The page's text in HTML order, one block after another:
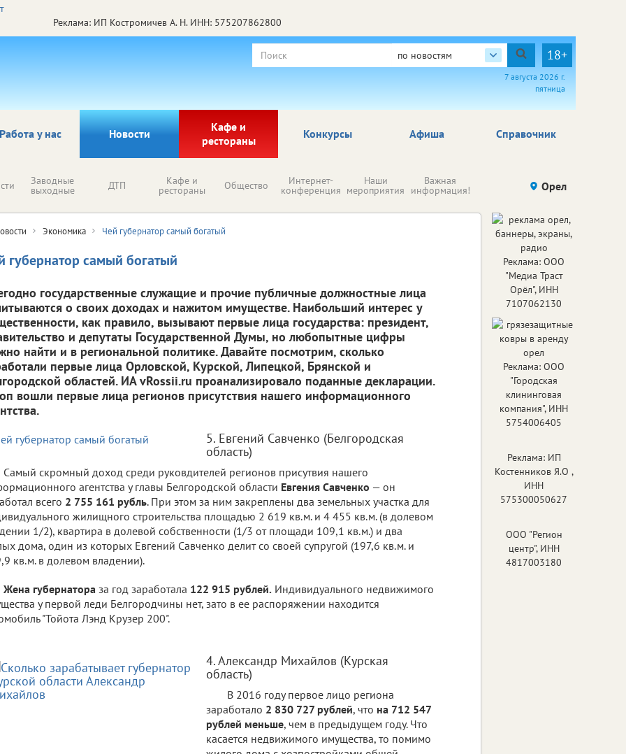
Реклама: ИП Костромичев А. Н. ИНН: 575207862800
по новостям 18+
7 августа 2026 г.
пятница
Работа у нас Новости
Кафе и
рестораны
Афиша Справочник
Конкурсы
Заводные
выходные ДТП Кафе и
рестораны Общество Интернет-
конференция
Наши
мероприятия
Важная
информация! Происшествия Здоровье
Орел
Экономика Чей губернатор самый богатый
губернатор самый богатый
государственные служащие и прочие публичные должностные лица
о своих доходах и нажитом имуществе. Наибольший интерес у
как правило, вызывают первые лица государства: президент,
и депутаты Государственной Думы, но любопытные цифры
найти и в региональной политике. Давайте посмотрим, сколько
первые лица Орловской, Курской, Липецкой, Брянской и
областей. ИА vRossii.ru проанализировало поданные декларации.
вошли первые лица регионов присутствия нашего информационного
5. Евгений Савченко (Белгородская
область)
Самый скромный доход среди руковдителей регионов присутвия нашего
агентства у главы Белгородской области Евгения Савченко — он
всего 2 755 161 рубль. При этом за ним закреплены два земельных участка для
жилищного строительства площадью 2 619 кв.м. и 4 455 кв.м. (в долевом
1/2), квартира в долевой собственности (1/3 от площади 109,1 кв.м.) и два
дома, один из которых Евгений Савченко делит со своей супругой (197,6 кв.м. и
кв.м. в долевом владении).
Жена губернатора за год заработала 122 915 рублей. Индивидуального недвижимого
у первой леди Белгородчины нет, зато в ее распоряжении находится
"Тойота Лэнд Крузер 200".
4. Александр Михайлов (Курская
область)
В 2016 году первое лицо региона
заработало 2 830 727 рублей, что на 712 547
рублей меньше, чем в предыдущем году. Что
касается недвижимого имущества, то помимо
Реклама: ООО
"Медиа Траст
Орёл", ИНН
7107062130
Реклама: ООО
"Городская
клининговая
компания", ИНН
5754006405
Реклама: ИП
Костенников Я.О ,
ИНН
575300050627
ООО "Регион
центр", ИНН
4817003180